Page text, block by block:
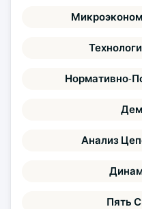
Нормативно-
Анализ
Пять